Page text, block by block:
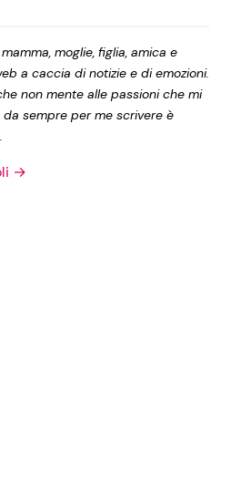
moglie, figlia, amica e
a caccia di notizie e di emozioni.
non mente alle passioni che mi
sempre per me scrivere è
→